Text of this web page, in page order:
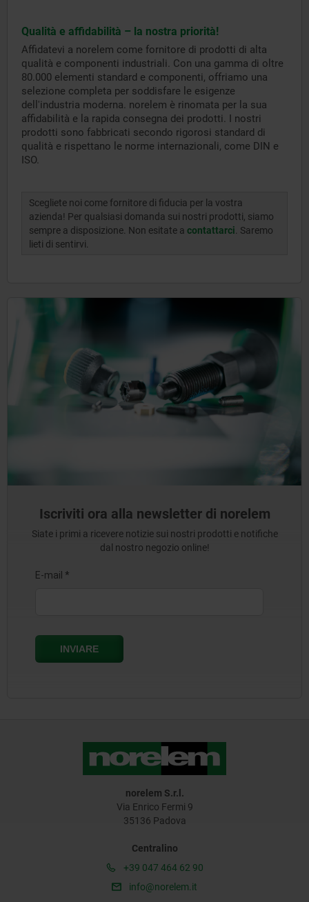
Qualità e affidabilità – la nostra priorità!
Affidatevi a norelem come fornitore di prodotti di alta
qualità e componenti industriali. Con una gamma di oltre
80.000 elementi standard e componenti, offriamo una
selezione completa per soddisfare le esigenze
dell'industria moderna. norelem è rinomata per la sua
affidabilità e la rapida consegna dei prodotti. I nostri
prodotti sono fabbricati secondo rigorosi standard di
qualità e rispettano le norme internazionali, come DIN e
ISO.
Scegliete noi come fornitore di fiducia per la vostra
azienda! Per qualsiasi domanda sui nostri prodotti, siamo
sempre a disposizione. Non esitate a contattarci . Saremo
lieti di sentirvi.
Iscriviti ora alla newsletter di norelem
Siate i primi a ricevere notizie sui nostri prodotti e notifiche
dal nostro negozio online!
norelem S.r.l.
Via Enrico Fermi 9
35136 Padova
Centralino
+39 047 464 62 90
info@norelem.it